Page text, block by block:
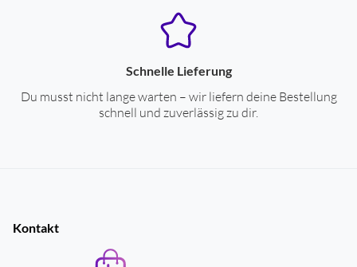
1.5
Ohrankopplung In-Ohr-Ankopplung
Schnelle Lieferung
Du musst nicht lange warten – wir liefern deine Bestellung
schnell und zuverlässig zu dir.
Kontakt